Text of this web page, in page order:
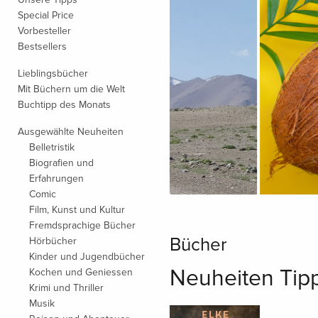
Special Price
Vorbesteller
Bestsellers
Lieblingsbücher
Mit Büchern um die Welt
Buchtipp des Monats
Ausgewählte Neuheiten
Belletristik
Biografien und
Erfahrungen
Comic
Film, Kunst und Kultur
Fremdsprachige Bücher
Hörbücher
Kinder und Jugendbücher
Kochen und Geniessen
Krimi und Thriller
Musik
Bücher
Neuheiten